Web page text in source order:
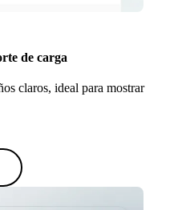
de carga
claros, ideal para mostrar